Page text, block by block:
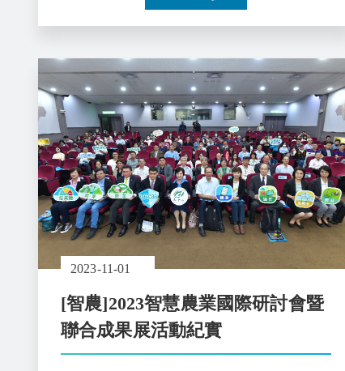
2023-11-01
[智農]2023智慧農業國際研討會暨
聯合成果展活動紀實